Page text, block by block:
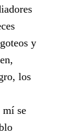
y
los
mí se